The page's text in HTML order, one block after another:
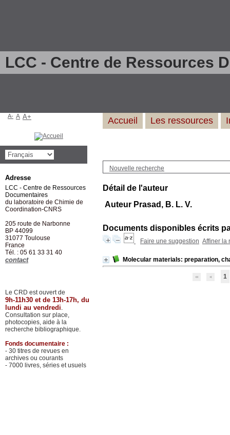
LCC - Centre de Ressources
Nouvelle recherche
Détail de l'auteur
Auteur Prasad, B. L. V.
Documents disponibles écrits
Faire une suggestion Affiner la
Molecular materials: preparation,
1
Accueil Les ressources
A- A A+
Adresse
LCC - Centre de Ressources
Documentaires
du laboratoire de Chimie de
Coordination-CNRS
205 route de Narbonne
BP 44099
31077 Toulouse
France
Tél. : 05 61 33 31 40
contact
Le CRD est ouvert de
9h-11h30 et de 13h-17h, du
lundi au vendredi.
Consultation sur place,
photocopies, aide à la
recherche bibliographique.
Fonds documentaire :
- 30 titres de revues en
archives ou courants
- 7000 livres, séries et usuels